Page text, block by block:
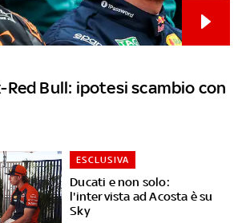
Red Bull: ipotesi scambio con
Ducati e non solo:
l'intervista ad Acosta è su
Sky
ESCLUSIVA